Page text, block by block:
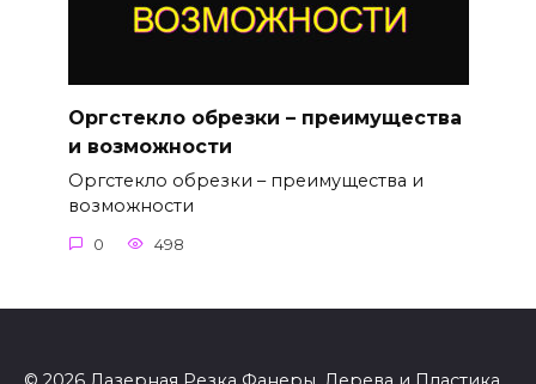
Оргстекло обрезки – преимущества
и возможности
Оргстекло обрезки – преимущества и
возможности
0 498